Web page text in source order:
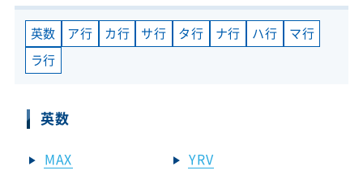
英数 ア行 カ行 サ行 タ行 ナ行 ハ行
マ行
ラ行
英数
MAX YRV